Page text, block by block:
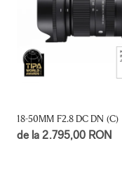
18-50MM F2.8 DC DN (C)
de la 2.795,00 RON